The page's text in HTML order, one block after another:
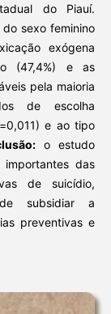
do Piauí.
sexo feminino
exógena
(47,4%) e as
pela maioria
de escolha
e ao tipo
o estudo
das
de suicídio,
de subsidiar a
preventivas e